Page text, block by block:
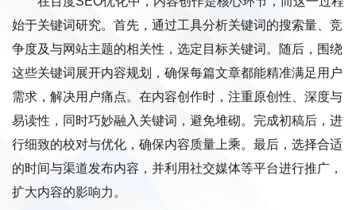
始于关键词研究。首先，通过工具分析关键词的搜索量、竞
争度及与网站主题的相关性，选定目标关键词。随后，围绕
这些关键词展开内容规划，确保每篇文章都能精准满足用户
需求，解决用户痛点。在内容创作时，注重原创性、深度与
易读性，同时巧妙融入关键词，避免堆砌。完成初稿后，进
行细致的校对与优化，确保内容质量上乘。最后，选择合适
的时间与渠道发布内容，并利用社交媒体等平台进行推广，
扩大内容的影响力。